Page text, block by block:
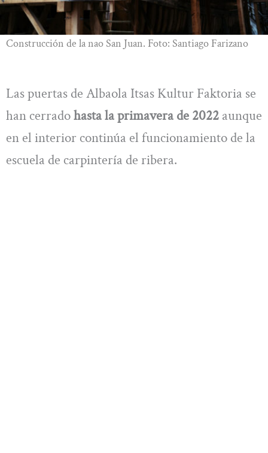
Construcción de la nao San Juan. Foto: Santiago Farizano
Las puertas de Albaola Itsas Kultur Faktoria se
han cerradohasta la primavera de 2022 aunque
en el interior continúa el funcionamiento de la
escuela de carpintería de ribera.